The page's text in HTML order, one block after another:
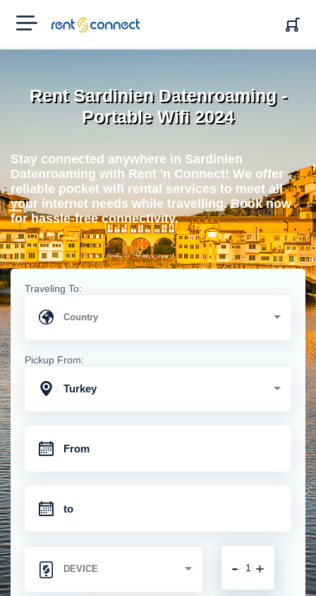
RENT'N
CONNECT
Rent Sardinien Datenroaming -
Portable Wifi 2024
Stay connected anywhere in Sardinien
Datenroaming with Rent 'n Connect! We offer
reliable pocket wifi rental services to meet all
your internet needs while travelling. Book now
for hassle-free connectivity.
Traveling To:
Pickup From:
Turkey
+
-